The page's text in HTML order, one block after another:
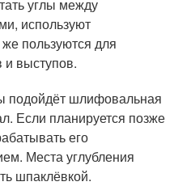
углы между
используют
пользуются для
и выступов.
подойдёт шлифовальная
Если планируется позже
его
Места углубления
шпаклёвкой.